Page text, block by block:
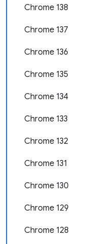
Chrome 138
Chrome 137
Chrome 136
Chrome 135
Chrome 134
Chrome 133
Chrome 132
Chrome 131
Chrome 130
Chrome 129
Chrome 128